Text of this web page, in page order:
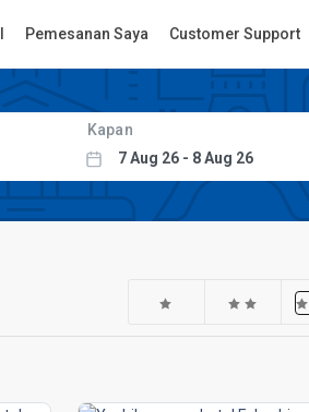
Pemesanan Saya Customer Support
Kapan